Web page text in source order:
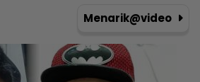
Menarik@video